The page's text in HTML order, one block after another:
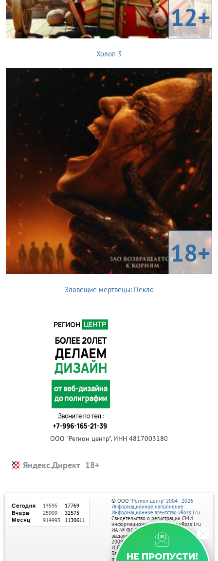
12+
Холоп 3
18+
Зловещие мертвецы: Пекло
ООО "Регион центр", ИНН 4817003180
Яндекс.Директ
НЕ ПРОПУСТИ!
© ООО "Регион центр" 2004 - 2026
Информационное наполнение:
Информационное агентство vRossii.ru
Свидетельство о регистрации СМИ
информационного агентства vRossii.ru
ИА № ФС 77‑35502
выдано РОСКОМНАДЗОРом 04 марта
2009г.
И. О. Главного редактора Нарыков А. Н.
Баннеры на портале размещаются на
правах рекламы.